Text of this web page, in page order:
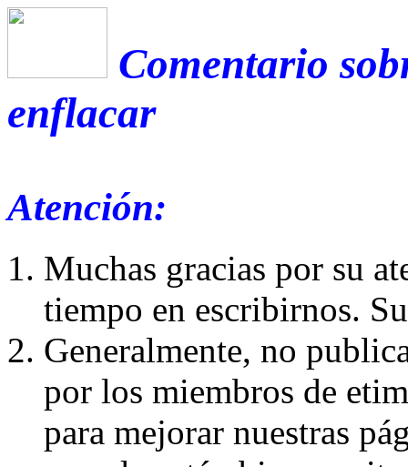
Comentario
enflacar
Atención:
Muchas gracias por su
tiempo en escribirnos.
Generalmente, no
por los miembros de
para mejorar nuestras